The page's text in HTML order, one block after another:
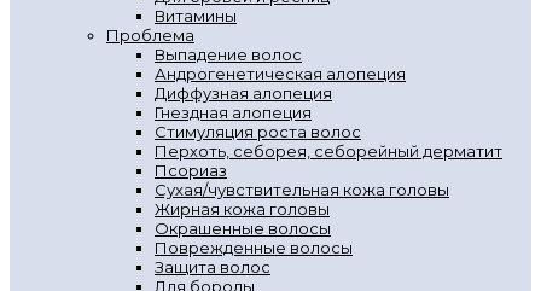
Витамины
Проблема
Выпадение волос
Андрогенетическая алопеция
Диффузная алопеция
Гнездная алопеция
Стимуляция роста волос
Перхоть, себорея, себорейный дерматит
Псориаз
Сухая/чувствительная кожа головы
Жирная кожа головы
Окрашенные волосы
Поврежденные волосы
Защита волос
Для бороды